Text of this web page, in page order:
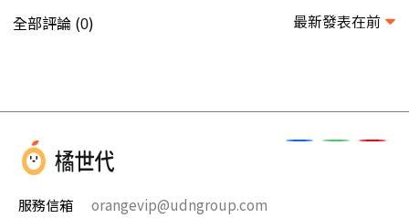
全部評論 (0) 最新發表在前
服務信箱 orangevip@udngroup.com